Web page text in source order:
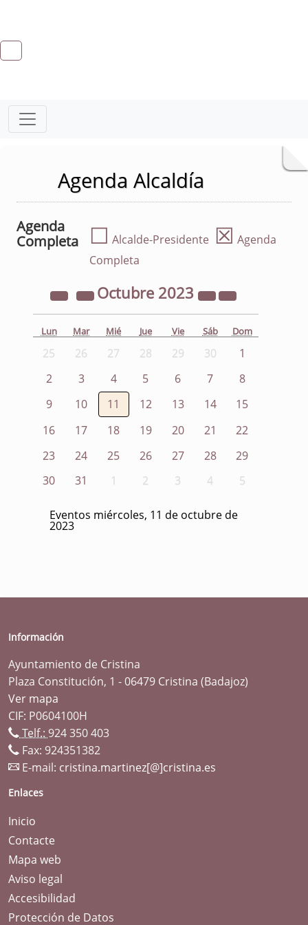
Agenda Alcaldía
Agenda
Completa
☐ Alcalde-Presidente ☒ Agenda
Completa
Octubre 2023
Lun Mar Mié Jue Vie Sáb Dom
25 26 27 28 29 30
1
2
3 4 5 6 7
8
9
10 11 12 13 14
15
16
17 18 19 20 21
22
23
24 25 26 27 28
29
30
31 1 2 3 4 5
Eventos miércoles, 11 de octubre de
2023
Información
Ayuntamiento de Cristina
Plaza Constitución, 1 - 06479 Cristina (Badajoz)
Ver mapa
CIF: P0604100H
Telf.: 924 350 403
Fax: 924351382
E-mail: cristina.martinez[@]cristina.es
Enlaces
Inicio
Contacte
Mapa web
Aviso legal
Accesibilidad
Protección de Datos